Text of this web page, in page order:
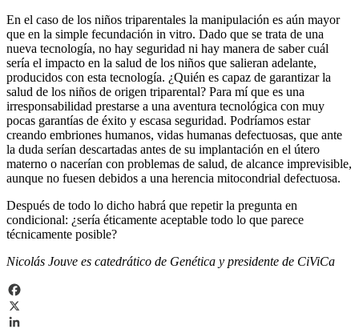
En el caso de los niños triparentales la manipulación es aún mayor
que en la simple fecundación in vitro. Dado que se trata de una
nueva tecnología, no hay seguridad ni hay manera de saber cuál
sería el impacto en la salud de los niños que salieran adelante,
producidos con esta tecnología. ¿Quién es capaz de garantizar la
salud de los niños de origen triparental? Para mí que es una
irresponsabilidad prestarse a una aventura tecnológica con muy
pocas garantías de éxito y escasa seguridad. Podríamos estar
creando embriones humanos, vidas humanas defectuosas, que ante
la duda serían descartadas antes de su implantación en el útero
materno o nacerían con problemas de salud, de alcance imprevisible,
aunque no fuesen debidos a una herencia mitocondrial defectuosa.
Después de todo lo dicho habrá que repetir la pregunta en
condicional: ¿sería éticamente aceptable todo lo que parece
técnicamente posible?
Nicolás Jouve es catedrático de Genética y presidente de CiViCa
Facebook
X